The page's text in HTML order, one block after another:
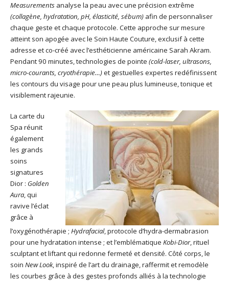
Measurements analyse la peau avec une précision extrême
(collagène, hydratation, pH, élasticité, sébum) afin de personnaliser
chaque geste et chaque protocole. Cette approche sur mesure
atteint son apogée avec le Soin Haute Couture, exclusif à cette
adresse et co-créé avec l’esthéticienne américaine Sarah Akram.
Pendant 90 minutes, technologies de pointe (cold-laser, ultrasons,
micro-courants, cryothérapie…)et gestuelles expertes redéfinissent
les contours du visage pour une peau plus lumineuse, tonique et
visiblement rajeunie.
La carte du
Spa réunit
également
les grands
soins
signatures
Dior : Golden
Aura, qui
ravive l’éclat
grâce à
l’oxygénothérapie ; Hydrafacial, protocole d’hydra-dermabrasion
pour une hydratation intense ; et l’emblématique Kobi-Dior, rituel
sculptant et liftant qui redonne fermeté et densité. Côté corps, le
soin New Look, inspiré de l’art du drainage, raffermit et remodèle
les courbes grâce à des gestes profonds alliés à la technologie